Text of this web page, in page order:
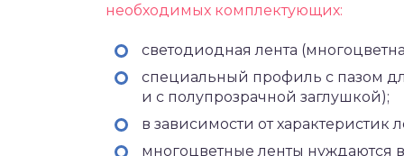
необходимых комплектующих:
светодиодная лента
специальный профиль с пазом
и с полупрозрачной заглушкой);
в зависимости от
многоцветные ленты нуждаются